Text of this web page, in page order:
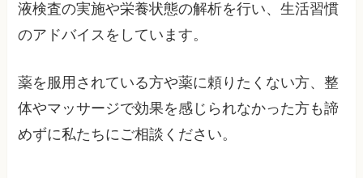
液検査の実施や栄養状態の解析を行い、生活習慣
のアドバイスをしています。
薬を服用されている方や薬に頼りたくない方、整
体やマッサージで効果を感じられなかった方も諦
めずに私たちにご相談ください。